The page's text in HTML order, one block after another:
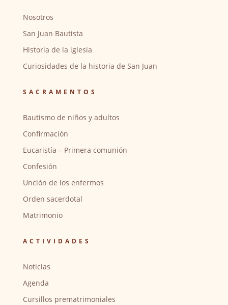
Nosotros
San Juan Bautista
Historia de la iglesia
Curiosidades de la historia de San Juan
SACRAMENTOS
Bautismo de niños y adultos
Confirmación
Eucaristía – Primera comunión
Confesión
Unción de los enfermos
Orden sacerdotal
Matrimonio
ACTIVIDADES
Noticias
Agenda
Cursillos prematrimoniales